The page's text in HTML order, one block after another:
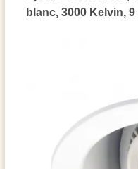
blanc, 3000 Kelvin,